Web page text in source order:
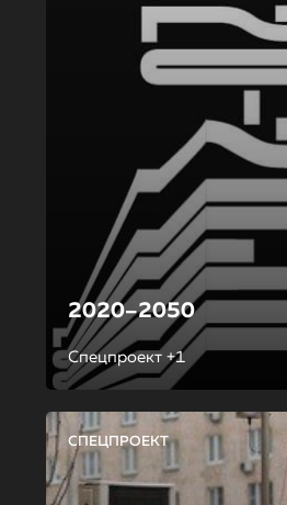
2020–2050
Спецпроект +1
СПЕЦПРОЕКТ